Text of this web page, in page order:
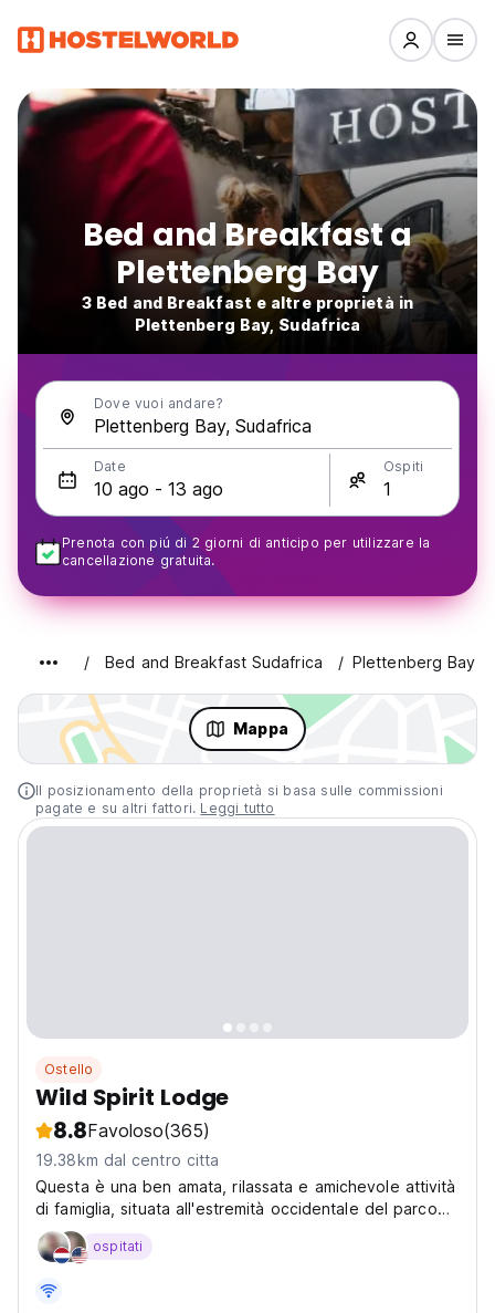
Bed and Breakfast a
Plettenberg Bay
3 Bed and Breakfast e altre proprietà in
Plettenberg Bay, Sudafrica
Dove vuoi andare?
Date Ospiti
Prenota con piú di 2 giorni di anticipo per utilizzare la
cancellazione gratuita.
Bed and Breakfast Sudafrica Plettenberg Bay
Mappa
Il posizionamento della proprietà si basa sulle commissioni
pagate e su altri fattori. Leggi tutto
Ostello
Wild Spirit Lodge
8.8Favoloso(365)
19.38km dal centro citta
Questa è una ben amata, rilassata e amichevole attività
di famiglia, situata all'estremità occidentale del parco
nazionale Tsitsikamma. È letteralmente nel cuore della
Garden Route.
ospitati